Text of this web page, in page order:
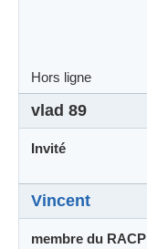
Hors ligne
vlad 89
Invité
Vincent
membre du RACP